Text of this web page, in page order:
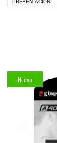
PRESENTACION
Nuevo